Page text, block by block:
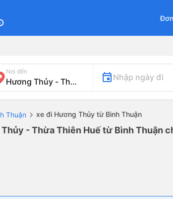
Nơi đến
Nhập ngày đi
Thuận xe đi Hương Thủy từ Bình Thuận
- Thừa Thiên Huế từ Bình Thuận